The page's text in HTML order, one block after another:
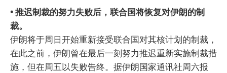
• 推迟制裁的努力失败后，联合国将恢复对伊朗的制
裁。
伊朗将于周日开始重新接受联合国对其核计划的制裁，
在此之前，伊朗曾在最后一刻努力推迟重新实施制裁措
施，但在周五以失败告终。据伊朗国家通讯社周六报